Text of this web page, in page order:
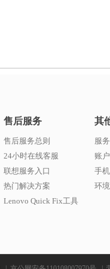
售后服务
售后服务总则
24小时在线客服
联想服务入口
热门解决方案
Lenovo Quick Fix工具
其
服
账
手
环